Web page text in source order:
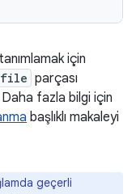
için
parçası
fazla bilgi için
başlıklı makaleyi
geçerli